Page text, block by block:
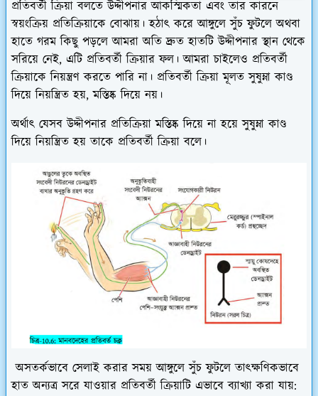
প্রতিবর্তী ক্রিয়া বলতে উদ্দীপনার আকস্মিকতা এবং তার কারনে
স্বয়ংক্রিয় প্রতিক্রিয়াকে বোঝায়। হঠাৎ করে আঙ্গুলে সুঁচ ফুটলে অথবা
হাতে গরম কিছু পড়লে আমরা অতি দ্রুত হাতটি উদ্দীপনার স্থান থেকে
সরিয়ে নেই, এটি প্রতিবর্তী ক্রিয়ার ফল। আমরা চাইলেও প্রতিবর্তী
ক্রিয়াকে নিয়ন্ত্রণ করতে পারি না। প্রতিবর্তী ক্রিয়া মূলত সুষুম্না কাণ্ড
দিয়ে নিয়ন্ত্রিত হয়, মস্তিষ্ক দিয়ে নয়।
অর্থাৎ যেসব উদ্দীপনার প্রতিক্রিয়া মস্তিষ্ক দিয়ে না হয়ে সুষুম্না কাণ্ড
দিয়ে নিয়ন্ত্রিত হয় তাকে প্রতিবর্তী ক্রিয়া বলে।
অসতর্কভাবে সেলাই করার সময় আঙ্গুলে সুঁচ ফুটলে তাৎক্ষণিকভাবে
হাত অন্যত্র সরে যাওয়ার প্রতিবর্তী ক্রিয়াটি এভাবে ব্যাখ্যা করা যায়: